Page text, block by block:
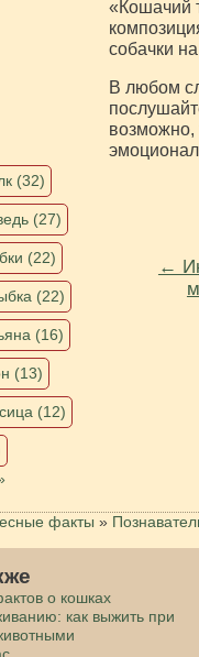
«Кошачий
собачки
В любом
возможно,
←
(32)
(27)
(22)
(22)
(16)
(13)
(12)
факты »
о кошках
как выжить при